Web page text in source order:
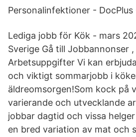
Personalinfektioner - DocPlus
Lediga jobb för Kök - mars
Sverige Gå till Jobbannonser
Arbetsuppgifter Vi kan
och viktigt sommarjobb i
äldreomsorgen!Som kock på
varierande och utvecklande
jobbar dagtid och vissa
en bred variation av mat och